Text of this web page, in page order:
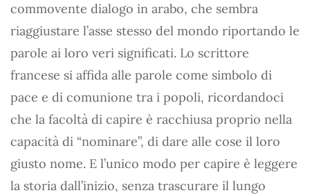
commovente dialogo in arabo, che sembra
riaggiustare l’asse stesso del mondo riportando le
parole ai loro veri significati. Lo scrittore
francese si affida alle parole come simbolo di
pace e di comunione tra i popoli, ricordandoci
che la facoltà di capire è racchiusa proprio nella
capacità di “nominare”, di dare alle cose il loro
giusto nome. E l’unico modo per capire è leggere
la storia dall’inizio, senza trascurare il lungo